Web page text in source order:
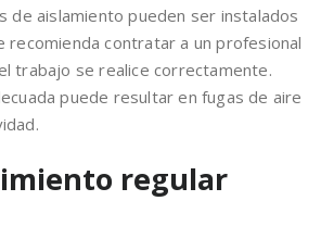
de aislamiento pueden ser instalados
contratar a un profesional
trabajo se realice correctamente.
puede resultar en fugas de aire
regular